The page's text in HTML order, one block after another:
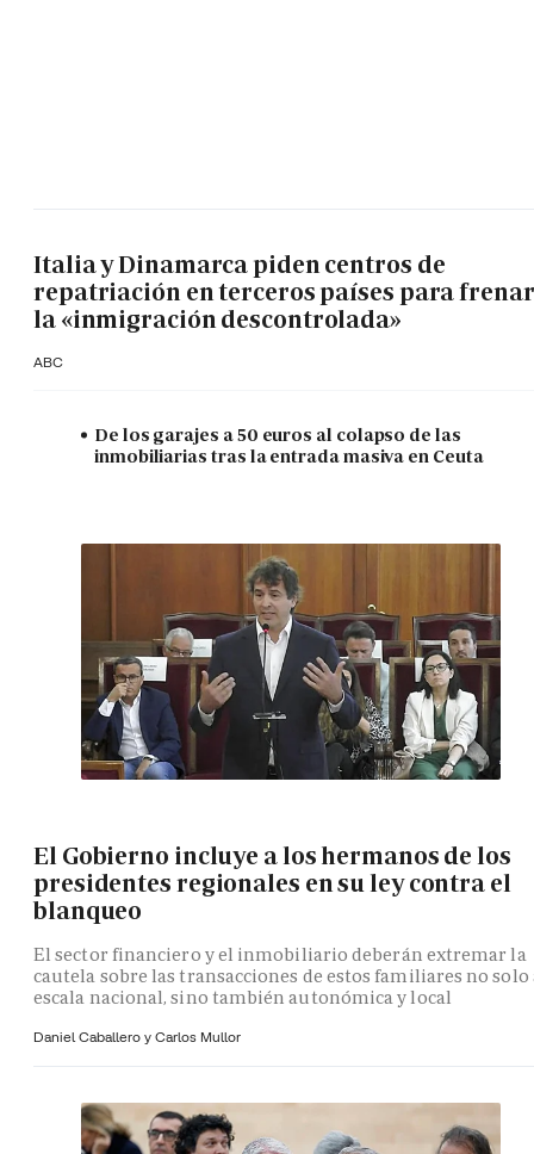
Italia y Dinamarca piden centros de
repatriación en terceros países para frenar
la «inmigración descontrolada»
ABC
De los garajes a 50 euros al colapso de las
inmobiliarias tras la entrada masiva en Ceuta
El Gobierno incluye a los hermanos de los
presidentes regionales en su ley contra el
blanqueo
El sector financiero y el inmobiliario deberán extremar la
cautela sobre las transacciones de estos familiares no solo
escala nacional, sino también autonómica y local
Daniel Caballero y Carlos Mullor